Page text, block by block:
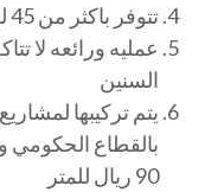
تتوفر باكثر من 45 لون مختلف
عمليه ورائعه لا
السنين
يتم تركيبها لمشاريع
بالقطاع الحكومي
90 ريال للمتر